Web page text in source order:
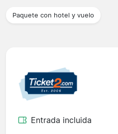
Paquete con hotel y vuelo
Entrada incluida